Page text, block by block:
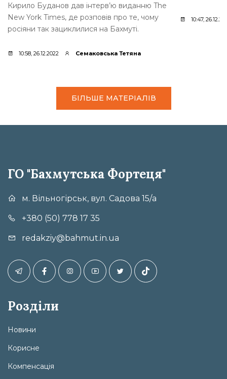
Кирило Буданов дав інтерв’ю виданню The
New York Times, де розповів про те, чому
росіяни так зациклилися на Бахмуті.
10:58, 26.12.2022 Семаковська Тетяна
10:47,
БІЛЬШЕ МАТЕРІАЛІВ
ГО "Бахмутська Фортеця"
м. Вільногірськ, вул. Садова 15/а
+380 (50) 778 17 35
redakziy@bahmut.in.ua
Розділи
Новини
Корисне
Компенсація